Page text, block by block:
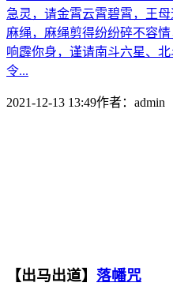
急灵，请金霄云霄碧霄，王
麻绳，麻绳剪得纷纷碎不容
响霹你身，谨请南斗六星、
令...
2021-12-13 13:49作者： admin
【出马出道】 落幡咒